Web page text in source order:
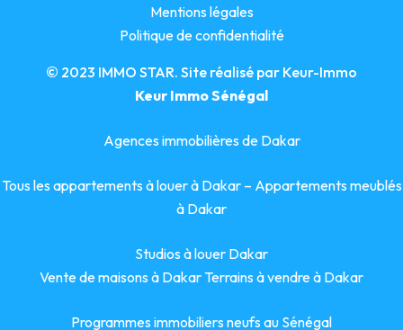
Mentions légales
Politique de confidentialité
© 2023 IMMO STAR. Site réalisé par Keur-Immo
Keur Immo Sénégal
Agences immobilières de Dakar
Tous les appartements à louer à Dakar– Appartements meublés
à Dakar
Studios à louer Dakar
Vente de maisons à Dakar Terrains à vendre à Dakar
Programmes immobiliers neufs au Sénégal